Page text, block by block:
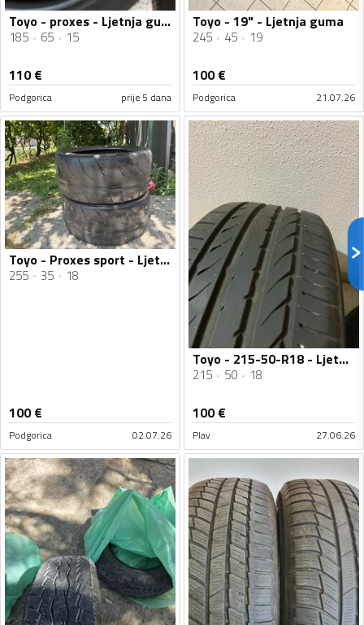
Toyo - proxes - Ljetnja guma
185 65 15
110€
Podgorica prije 5 dana
Toyo - 19" - Ljetnja guma
245 45 19
100€
Podgorica 21.07.26
Toyo - Proxes sport - Ljetnja guma
255 35 18
100€
Podgorica 02.07.26
Toyo - 215-50-R18 - Ljetnja guma
215 50 18
100€
Plav 27.06.26